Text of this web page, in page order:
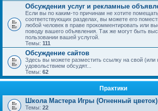
Обсуждения услуг и рекламные
Если вы по каким-то причинам не хотите
соответствующих разделах, вы можете его
любой человек в праве прокомментировать или
поводу вашего объявления. Так же могут быть
пользовании вашей услугой.
Темы: 111
Обсуждение сайтов
Здесь вы можете разместить ссылку на свой (или
удовольствием обсудят...
Темы: 62
Практики
Школа Мастера Игры (Огненный цветок)
Темы: 22